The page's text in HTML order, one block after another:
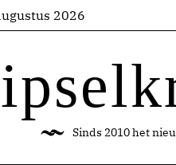
2026
Sinds 2010 het